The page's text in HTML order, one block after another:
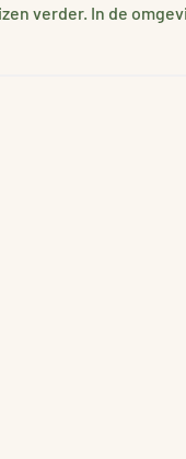
verder. In de